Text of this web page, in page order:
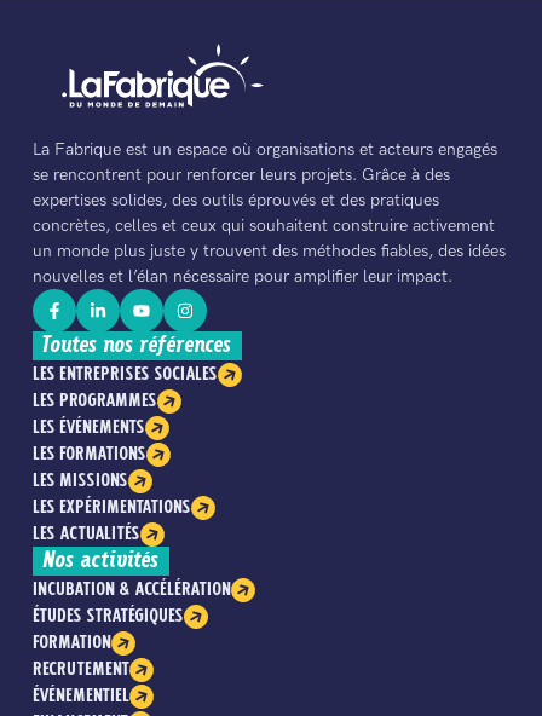
La Fabrique est un espace où organisations et acteurs engagés
se rencontrent pour renforcer leurs projets. Grâce à des
expertises solides, des outils éprouvés et des pratiques
concrètes, celles et ceux qui souhaitent construire activement
un monde plus juste y trouvent des méthodes fiables, des idées
nouvelles et l’élan nécessaire pour amplifier leur impact.
Toutes nos références
LES ENTREPRISES SOCIALES
LES PROGRAMMES
LES ÉVÉNEMENTS
LES FORMATIONS
LES MISSIONS
LES EXPÉRIMENTATIONS
LES ACTUALITÉS
Nos activités
INCUBATION & ACCÉLÉRATION
ÉTUDES STRATÉGIQUES
FORMATION
RECRUTEMENT
ÉVÉNEMENTIEL